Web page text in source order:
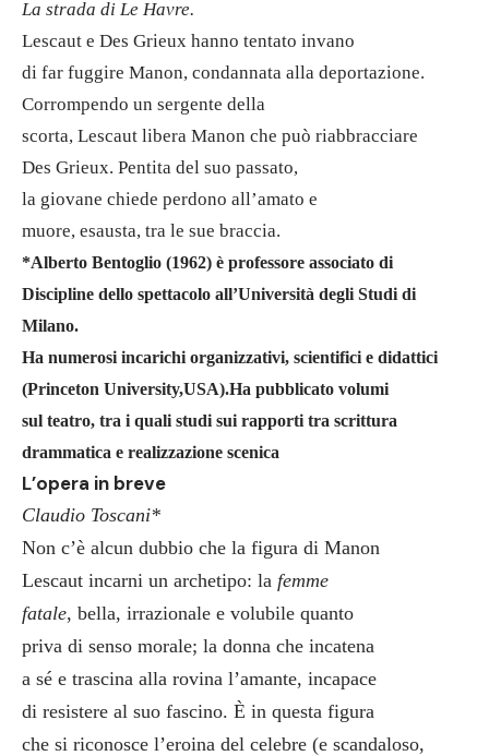
La strada di Le Havre.
Lescaut e Des Grieux hanno tentato invano
di far fuggire Manon, condannata alla deportazione.
Corrompendo un sergente della
scorta, Lescaut libera Manon che può riabbracciare
Des Grieux. Pentita del suo passato,
la giovane chiede perdono all’amato e
muore, esausta, tra le sue braccia.
*Alberto Bentoglio (1962) è professore associato di
Discipline dello spettacolo all’Università degli Studi di
Milano.
Ha numerosi incarichi organizzativi, scientifici e didattici
(Princeton University,USA).Ha pubblicato volumi
sul teatro, tra i quali studi sui rapporti tra scrittura
drammatica e realizzazione scenica
L’opera in breve
Claudio Toscani*
Non c’è alcun dubbio che la figura di Manon
Lescaut incarni un archetipo: la femme
fatale, bella, irrazionale e volubile quanto
priva di senso morale; la donna che incatena
a sé e trascina alla rovina l’amante, incapace
di resistere al suo fascino. È in questa figura
che si riconosce l’eroina del celebre (e scandaloso,